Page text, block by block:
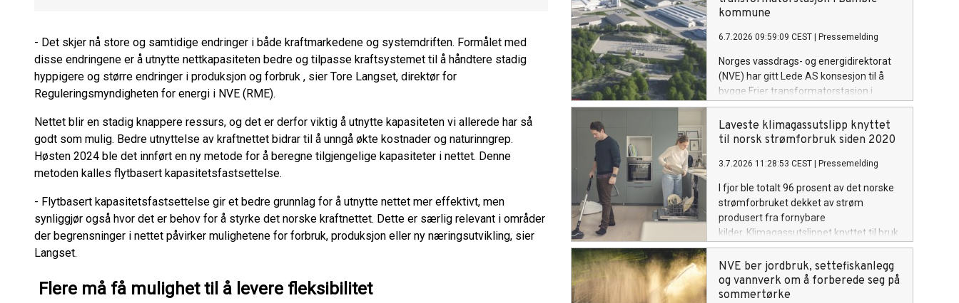
- Det skjer nå store og samtidige endringer i både kraftmarkedene og systemdriften. Formålet med
disse endringene er å utnytte nettkapasiteten bedre og tilpasse kraftsystemet til å håndtere stadig
hyppigere og større endringer i produksjon og forbruk , sier Tore Langset, direktør for
Reguleringsmyndigheten for energi i NVE (RME).
Nettet blir en stadig knappere ressurs, og det er derfor viktig å utnytte kapasiteten vi allerede har så
godt som mulig. Bedre utnyttelse av kraftnettet bidrar til å unngå økte kostnader og naturinngrep.
Høsten 2024 ble det innført en ny metode for å beregne tilgjengelige kapasiteter i nettet. Denne
metoden kalles flytbasert kapasitetsfastsettelse.
- Flytbasert kapasitetsfastsettelse gir et bedre grunnlag for å utnytte nettet mer effektivt, men
synliggjør også hvor det er behov for å styrke det norske kraftnettet. Dette er særlig relevant i områder
der begrensninger i nettet påvirker mulighetene for forbruk, produksjon eller ny næringsutvikling, sier
Langset.
Flere må få mulighet til å levere fleksibilitet
og være forberedt på å gjøre
kommer mye regn de neste ukene.
kommune
6.7.2026 09:59:09 CEST Pressemelding
Norges vassdrags- og energidirektorat
(NVE) har gitt Lede AS konsesjon til å
bygge Frier transformatorstasjon i
Telemark ved industriområdet Frier
Vest. De har også fått tillatelse til å
bygge to parallelle kraftledninger på 5,5
Herum transformatorstasjon.
Laveste klimagassutslipp knyttet
til norsk strømforbruk siden 2020
3.7.2026 11:28:53 CEST Pressemelding
I fjor ble totalt 96 prosent av det norske
strømforbruket dekket av strøm
produsert fra fornybare
kilder. Klimagassutslippet knyttet til bruk
av strøm i Norge har gått ned blant
annet på grunn av mindre import fra
naboland med høyere andel
kraftproduksjon med klimautslipp. Det
NVE ber jordbruk, settefiskanlegg
og vannverk om å forberede seg på
sommertørke